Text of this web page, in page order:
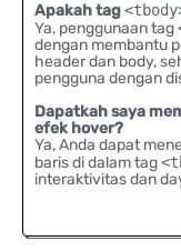
Apakah tag
Ya, penggunaan tag
dengan membantu
header dan body,
pengguna dengan
Dapatkah saya
efek hover?
Ya, Anda dapat
baris di dalam tag
interaktivitas dan